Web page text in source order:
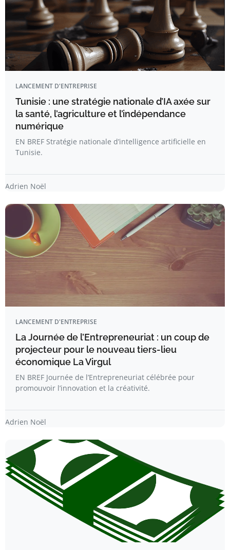
LANCEMENT D'ENTREPRISE
Tunisie : une stratégie nationale d’IA axée sur
la santé, l’agriculture et l’indépendance
numérique
EN BREF Stratégie nationale d’intelligence artificielle en
Tunisie.
Adrien Noël
LANCEMENT D'ENTREPRISE
La Journée de l’Entrepreneuriat : un coup de
projecteur pour le nouveau tiers-lieu
économique La Virgul
EN BREF Journée de l’Entrepreneuriat célébrée pour
promouvoir l’innovation et la créativité.
Adrien Noël